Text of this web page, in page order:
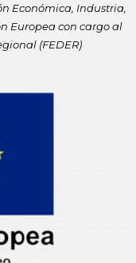
Económica, Industria,
Europea con cargo al
(FEDER)